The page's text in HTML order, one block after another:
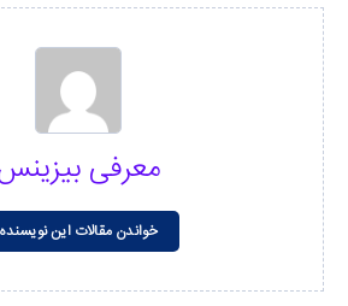
معرفی
خواندن مقالات این نویسنده